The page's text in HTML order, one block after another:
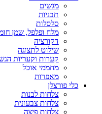
מגשים
תבניות
סלסלות
מלח ופלפל, שמן
דקורציה
שילוט לתצוגה
קערות וקעריות
מחממי אוכל
מאפרות
כלי פורצלן
צלחות לבנות
צלחות צבעונית
צלחות פיצה